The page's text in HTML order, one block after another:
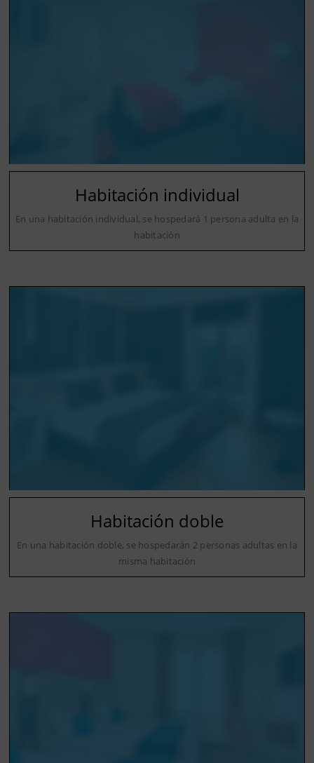
Habitación individual
En una habitación individual, se hospedará 1 persona adulta en la
habitación
Habitación doble
En una habitación doble, se hospedarán 2 personas adultas en la
misma habitación